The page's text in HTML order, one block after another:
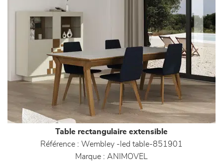
Table rectangulaire extensible
Référence : Wembley -led table-851901
Marque : ANIMOVEL